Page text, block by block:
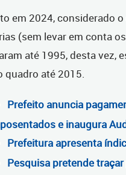
em 2024, considerado
(sem levar em conta
até 1995, desta vez,
quadro até 2015.
Prefeito anuncia
e inaugura
Prefeitura apresenta
Pesquisa pretende